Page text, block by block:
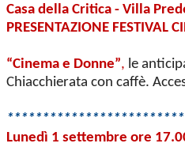
Casa della Critica - Villa
PRESENTAZIONE FESTIVAL
“Cinema e Donne”, le
Chiacchierata con caffè.
Lunedì 1 settembre ore